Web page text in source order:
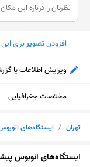
افزودنتصویربرای
ویرایش اطلاعات یا
مختصات جغرافیایی
تهران / ایستگاه‌های
ایستگاه‌های اتوبوس